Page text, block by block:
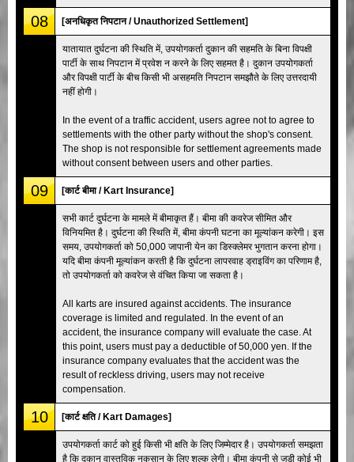
08 [अनधिकृत निपटान / Unauthorized Settlement]
यातायात दुर्घटना की स्थिति में, उपयोगकर्ता दुकान की सहमति के बिना विपक्षी
पार्टी के साथ निपटान में प्रवेश न करने के लिए सहमत है। दुकान उपयोगकर्ता
और विपक्षी पार्टी के बीच किसी भी असहमति निपटान समझौते के लिए उत्तरदायी
नहीं होगी।
In the event of a traffic accident, users agree not to agree to
settlements with the other party without the shop's consent.
The shop is not responsible for settlement agreements made
without consent between users and other parties.
09 [कार्ट बीमा / Kart Insurance]
सभी कार्ट दुर्घटना के मामले में बीमाकृत हैं। बीमा की कवरेज सीमित और
विनियमित है। दुर्घटना की स्थिति में, बीमा कंपनी घटना का मूल्यांकन करेगी। इस
समय, उपयोगकर्ता को 50,000 जापानी येन का डिस्क्लेमर भुगतान करना होगा।
यदि बीमा कंपनी मूल्यांकन करती है कि दुर्घटना लापरवाह ड्राइविंग का परिणाम है,
तो उपयोगकर्ता को कवरेज से वंचित किया जा सकता है।
All karts are insured against accidents. The insurance
coverage is limited and regulated. In the event of an
accident, the insurance company will evaluate the case. At
this point, users must pay a deductible of 50,000 yen. If the
insurance company evaluates that the accident was the
result of reckless driving, users may not receive
compensation.
10 [कार्ट क्षति / Kart Damages]
उपयोगकर्ता कार्ट को हुई किसी भी क्षति के लिए जिम्मेदार है। उपयोगकर्ता समझता
है कि दुकान वास्तविक नुकसान के लिए शुल्क लेगी। बीमा कंपनी से जुड़ी कोई भी